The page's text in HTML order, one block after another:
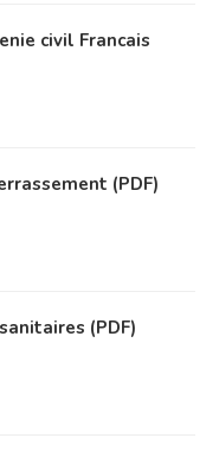
civil Francais
(PDF)
(PDF)